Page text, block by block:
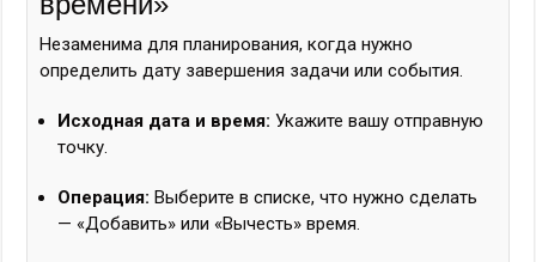
Незаменима для планирования, когда нужно
определить дату завершения задачи или события.
Исходная дата и время: Укажите вашу отправную
точку.
Операция: Выберите в списке, что нужно сделать
— «Добавить» или «Вычесть» время.